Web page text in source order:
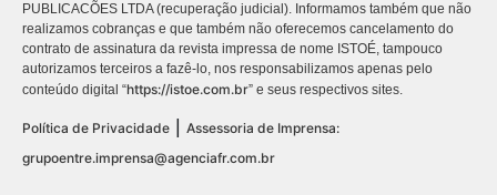
PUBLICACÕES LTDA (recuperação judicial). Informamos também que não
realizamos cobranças e que também não oferecemos cancelamento do
contrato de assinatura da revista impressa de nome ISTOÉ, tampouco
autorizamos terceiros a fazê-lo, nos responsabilizamos apenas pelo
conteúdo digital “https://istoe.com.br” e seus respectivos sites.
Política de Privacidade
Assessoria de Imprensa:
grupoentre.imprensa@agenciafr.com.br